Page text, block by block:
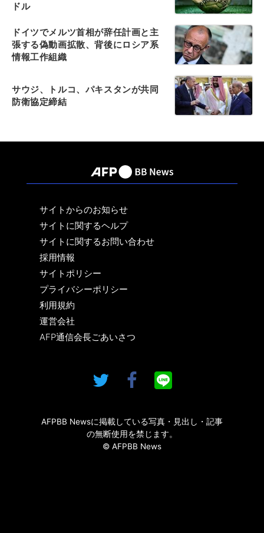
ドル
ドイツでメルツ首相が辞任計画と主
張する偽動画拡散、背後にロシア系
情報工作組織
サウジ、トルコ、パキスタンが共同
防衛協定締結
サイトからのお知らせ
サイトに関するヘルプ
サイトに関するお問い合わせ
採用情報
サイトポリシー
プライバシーポリシー
利用規約
運営会社
AFP通信会長ごあいさつ
AFPBB Newsに掲載している写真・見出し・記事
の無断使用を禁じます。
© AFPBB News